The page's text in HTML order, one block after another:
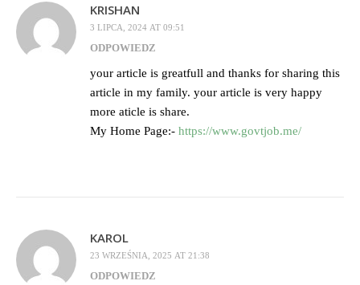
KRISHAN
3 LIPCA, 2024 AT 09:51
ODPOWIEDZ
your article is greatfull and thanks for sharing this
article in my family. your article is very happy
more aticle is share.
My Home Page:- https://www.govtjob.me/
KAROL
23 WRZEŚNIA, 2025 AT 21:38
ODPOWIEDZ